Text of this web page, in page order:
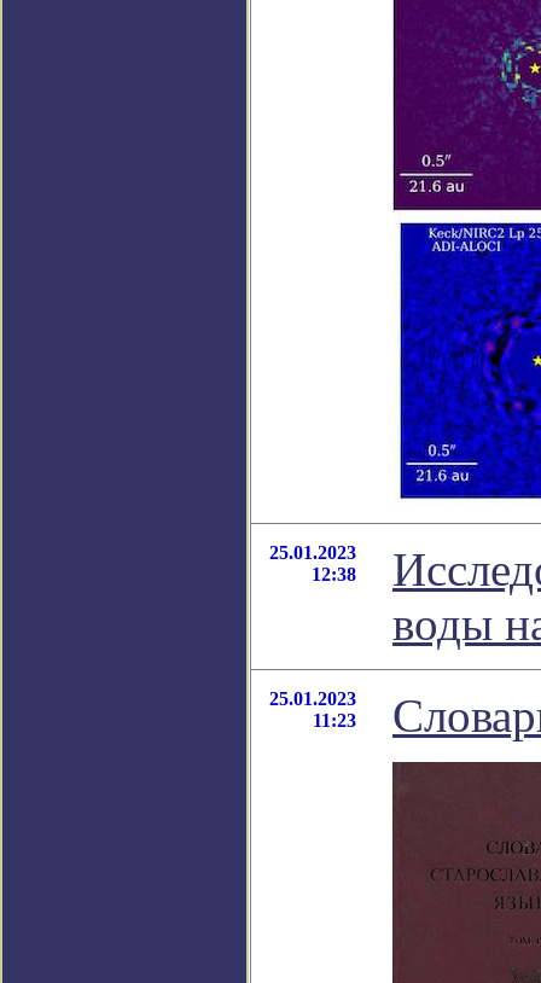
25.01.2023
12:38
воды
25.01.2023
11:23